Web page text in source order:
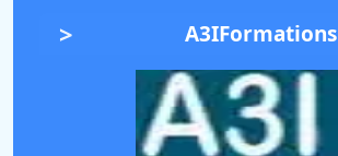
A3IFormations